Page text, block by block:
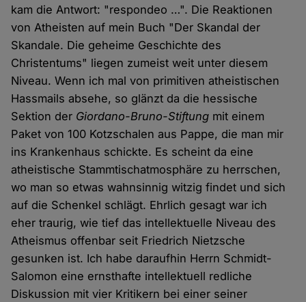
kam die Antwort: "respondeo …". Die Reaktionen
von Atheisten auf mein Buch "Der Skandal der
Skandale. Die geheime Geschichte des
Christentums" liegen zumeist weit unter diesem
Niveau. Wenn ich mal von primitiven atheistischen
Hassmails absehe, so glänzt da die hessische
Sektion der Giordano-Bruno-Stiftung mit einem
Paket von 100 Kotzschalen aus Pappe, die man mir
ins Krankenhaus schickte. Es scheint da eine
atheistische Stammtischatmosphäre zu herrschen,
wo man so etwas wahnsinnig witzig findet und sich
auf die Schenkel schlägt. Ehrlich gesagt war ich
eher traurig, wie tief das intellektuelle Niveau des
Atheismus offenbar seit Friedrich Nietzsche
gesunken ist. Ich habe daraufhin Herrn Schmidt-
Salomon eine ernsthafte intellektuell redliche
Diskussion mit vier Kritikern bei einer seiner